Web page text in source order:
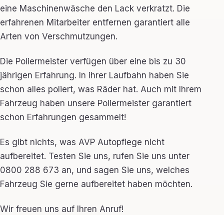
eine Maschinenwäsche den Lack verkratzt. Die
erfahrenen Mitarbeiter entfernen garantiert alle
Arten von Verschmutzungen.
Die Poliermeister verfügen über eine bis zu 30
jährigen Erfahrung. In ihrer Laufbahn haben Sie
schon alles poliert, was Räder hat. Auch mit Ihrem
Fahrzeug haben unsere Poliermeister garantiert
schon Erfahrungen gesammelt!
Es gibt nichts, was AVP Autopflege nicht
aufbereitet. Testen Sie uns, rufen Sie uns unter
0800 288 673 an, und sagen Sie uns, welches
Fahrzeug Sie gerne aufbereitet haben möchten.
Wir freuen uns auf Ihren Anruf!